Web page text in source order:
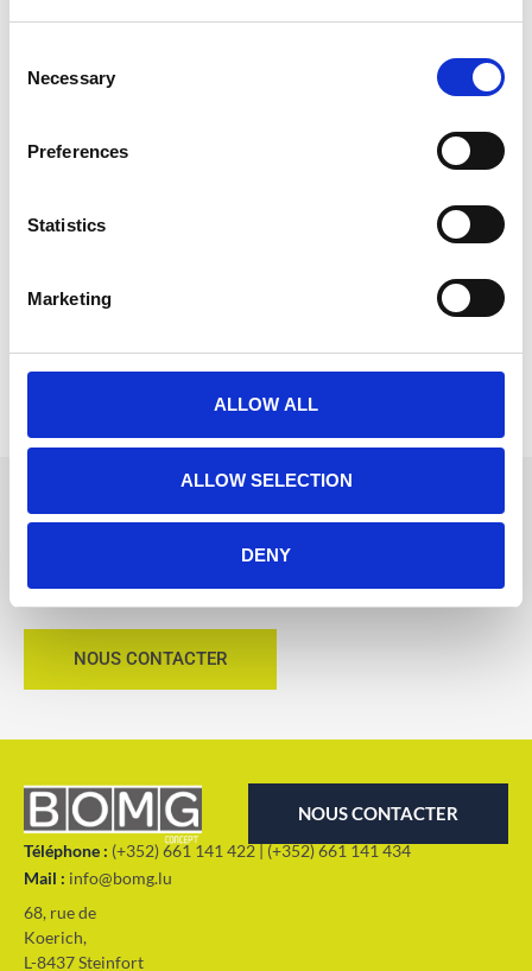
Selection
Necessary
Preferences
Statistics
Marketing
ALLOW ALL
ALLOW SELECTION
DENY
Vous souhaitez obtenir plus d’informations sur les stands
NOUS CONTACTER
NOUS CONTACTER
Téléphone : (+352) 661 141 422 | (+352) 661 141 434
Mail : info@bomg.lu
68, rue de
Koerich,
L-8437 Steinfort